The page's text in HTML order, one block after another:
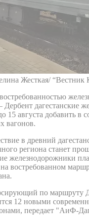
Жесткая/ “Вестник
дагестанские
15 августа добавить в
вагонов.
в древний
региона станет
железнодорожники
востребованном
по маршруту
12 новыми
передает "АиФ-